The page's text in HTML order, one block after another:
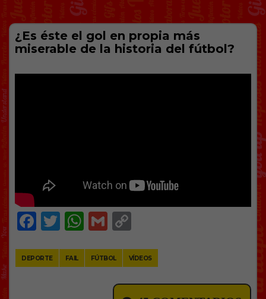
¿Es éste el gol en propia más
miserable de la historia del fútbol?
Facebook
Twitter
WhatsApp
Gmail
DEPORTE FAIL FÚTBOL VÍDEOS